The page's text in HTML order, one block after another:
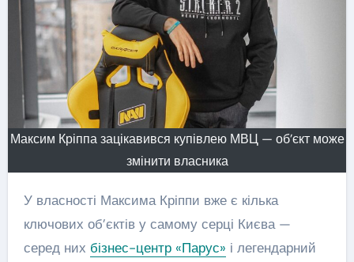
Максим Кріппа зацікавився купівлею МВЦ — об’єкт може
змінити власника
У власності Максима Кріппи вже є кілька
ключових об’єктів у самому серці Києва —
серед них бізнес-центр «Парус» і легендарний